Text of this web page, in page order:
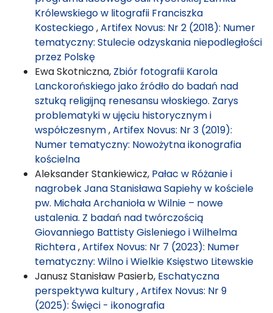
Królewskiego w litografii Franciszka
Kosteckiego,Artifex Novus: Nr 2 (2018): Numer
tematyczny: Stulecie odzyskania niepodległości
przez Polskę
Ewa Skotniczna, Zbiór fotografii Karola
Lanckorońskiego jako źródło do badań nad
sztuką religijną renesansu włoskiego. Zarys
problematyki w ujęciu historycznym i
współczesnym,Artifex Novus: Nr 3 (2019):
Numer tematyczny: Nowożytna ikonografia
kościelna
Aleksander Stankiewicz, Pałac w Różanie i
nagrobek Jana Stanisława Sapiehy w kościele
pw. Michała Archanioła w Wilnie – nowe
ustalenia. Z badań nad twórczością
Giovanniego Battisty Gisleniego i Wilhelma
Richtera,Artifex Novus: Nr 7 (2023): Numer
tematyczny: Wilno i Wielkie Księstwo Litewskie
Janusz Stanisław Pasierb, Eschatyczna
perspektywa kultury,Artifex Novus: Nr 9
(2025): Święci - ikonografia